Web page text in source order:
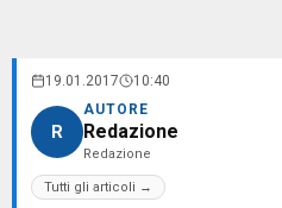
19.01.2017 10:40
R
AUTORE
Redazione
Redazione
Tutti gli articoli →